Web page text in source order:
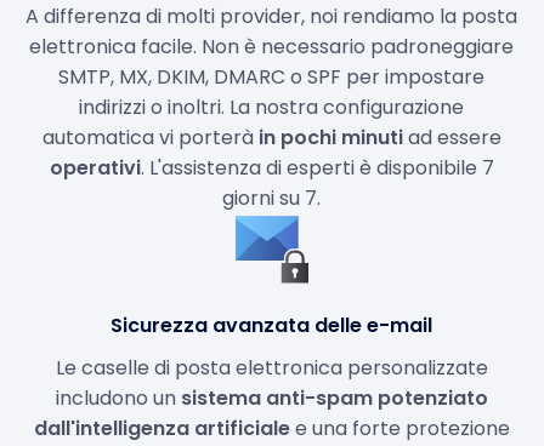
A differenza di molti provider, noi rendiamo la posta
elettronica facile. Non è necessario padroneggiare
SMTP, MX, DKIM, DMARC o SPF per impostare
indirizzi o inoltri. La nostra configurazione
automatica vi porterà in pochi minutiad essere
operativi. L'assistenza di esperti è disponibile 7
giorni su 7.
Sicurezza avanzata delle e-mail
Le caselle di posta elettronica personalizzate
includono un sistema anti-spam potenziato
dall'intelligenza artificialee una forte protezione